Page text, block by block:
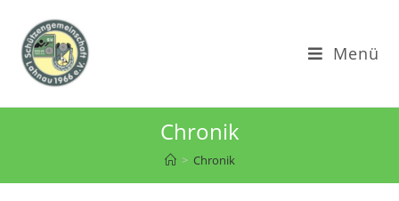
Menü
Chronik
> Chronik